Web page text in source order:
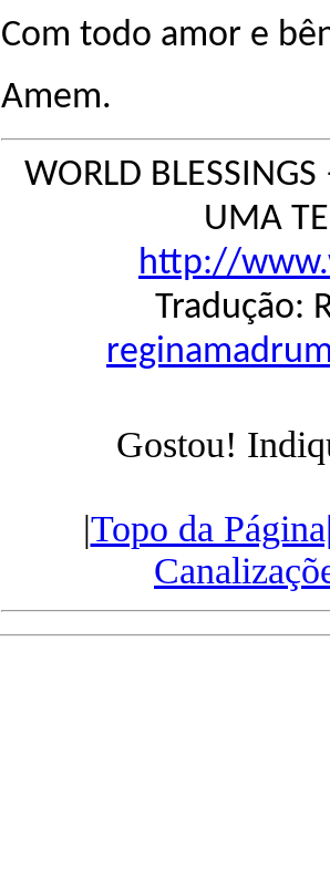
Com todo amor e
Amem.
WORLD
UMA
http://
Tradução:
Gostou!
|Topo da